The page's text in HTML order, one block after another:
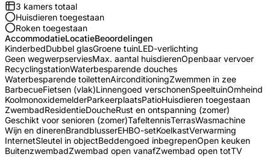
3 kamers totaal
Huisdieren toegestaan
Roken toegestaan
AccommodatieLocatieBeoordelingen
KinderbedDubbel glasGroene tuinLED-verlichting
Geen wegwerpserviesMax. aantal huisdierenOpenbaar vervoer
RecyclingstationWaterbesparende douches
Waterbesparende toilettenAirconditioningZwemmen in zee
BarbecueFietsen (vlak)Linnengoed verschonenSpeeltuinOmheind
KoolmonoxidemelderParkeerplaatsPatioHuisdieren toegestaan
ZwembadResidentieDoucheRust en ontspanning (zomer)
Geschikt voor senioren (zomer)TafeltennisTerrasWasmachine
Wijn en dinerenBrandblusserEHBO-setKoelkastVerwarming
InternetSleutel in objectBeddengoed inbegrepenOpen keuken
BuitenzwembadZwembad open vanafZwembad open totTV